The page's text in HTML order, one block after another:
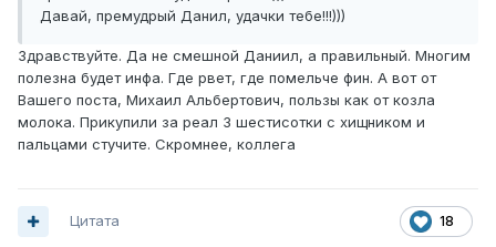
Давай, премудрый Данил, удачки тебе!!!)))
Здравствуйте. Да не смешной Даниил, а правильный. Многим
полезна будет инфа. Где рвет, где помельче фин. А вот от
Вашего поста, Михаил Альбертович, пользы как от козла
молока. Прикупили за реал 3 шестисотки с хищником и
пальцами стучите. Скромнее, коллега
18
Цитата